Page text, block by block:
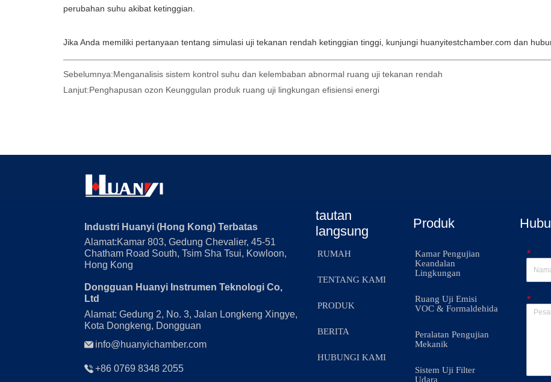
Sebelumnya:Menganalisis sistem kontrol suhu dan kelembaban abnormal ruang uji tekanan rendah
Lanjut:Penghapusan ozon Keunggulan produk ruang uji lingkungan efisiensi energi
Industri Huanyi (Hong Kong) Terbatas
Alamat:Kamar 803, Gedung Chevalier, 45-51
Chatham Road South, Tsim Sha Tsui, Kowloon,
Hong Kong
Dongguan Huanyi Instrumen Teknologi Co,
Ltd
Alamat: Gedung 2, No. 3, Jalan Longkeng Xingye,
Kota Dongkeng, Dongguan
info@huanyichamber.com
+86 0769 8348 2055
tautan
langsung
RUMAH
TENTANG KAMI
PRODUK
BERITA
HUBUNGI KAMI
Produk
Kamar Pengujian
Keandalan
Lingkungan
Ruang Uji Emisi
VOC & Formaldehida
Peralatan Pengujian
Mekanik
Sistem Uji Filter
Udara
*
*